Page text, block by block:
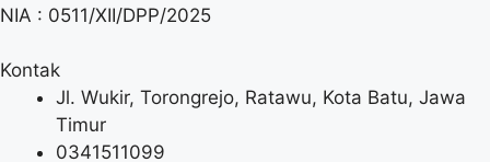
NIA : 0511/XII/DPP/2025
Kontak
Jl. Wukir, Torongrejo, Ratawu, Kota Batu, Jawa
Timur
0341511099